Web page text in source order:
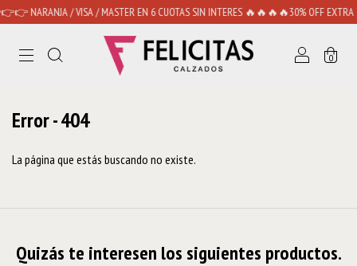
NARANJA / VISA / MASTER EN 6 CUOTAS SIN INTERES 🔥🔥🔥🔥30% OFF EXTRA
0
Error - 404
La página que estás buscando no existe.
Quizás te interesen los siguientes productos.